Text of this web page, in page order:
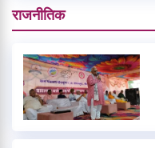
राजनीतिक